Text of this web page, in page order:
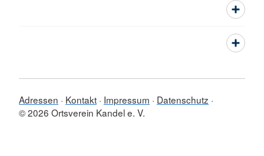
Adressen Kontakt Impressum
Datenschutz
© 2026 Ortsverein Kandel e. V.